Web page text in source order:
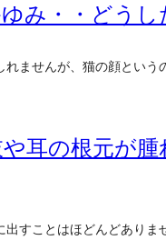
み・・どう
ませんが、猫の顔とい
耳の根元が
すことはほどんどあり